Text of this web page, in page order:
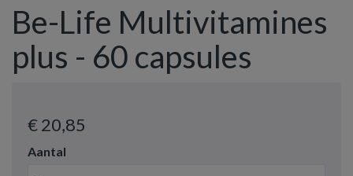
Be-Life Multivitamines
plus - 60 capsules
€ 20,85
Aantal